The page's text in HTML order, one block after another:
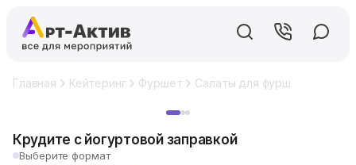
Главная Кейтеринг Фуршет Салаты для фуршета
Крудите с йогуртовой заправкой
Выберите формат